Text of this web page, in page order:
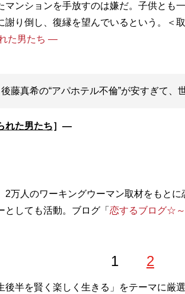
ンションを手放すのは嫌だ。子供とも
た男たち ―
後藤真希の“アパホテル不倫”が安すぎて、
れた男たち］―
2万人のワーキングウーマン取材をもと
としても活動。ブログ「 恋するブログ☆
1 2
後半を賢く楽しく生きる」をテーマに厳